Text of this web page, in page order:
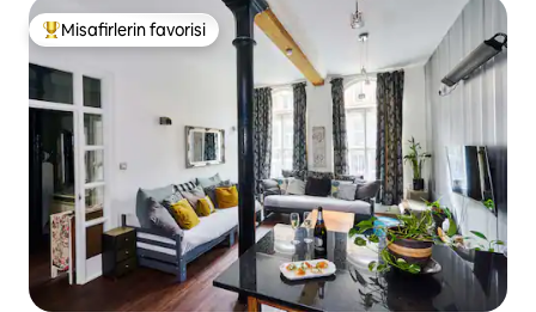
Misafirlerin favorilerinden en beğenilenler arasında
Misafirlerin favorisi